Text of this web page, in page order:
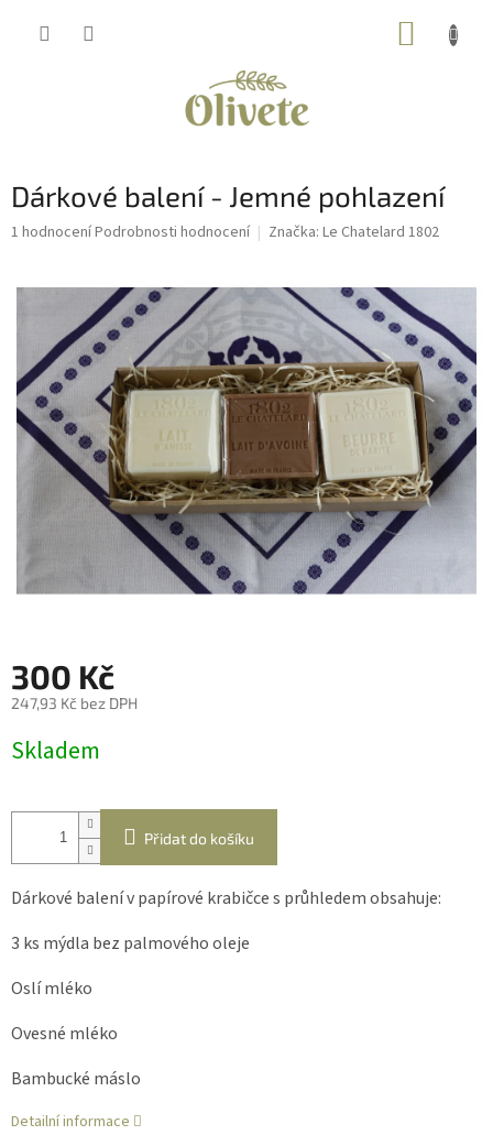
Dárkové balení - Jemné pohlazení
Průměrné
je
hvězdiček.
1 hodnoceníPodrobnosti hodnocení Značka: Le Chatelard 1802
300 Kč
247,93 Kč bez DPH
cena:
Skladem
Přidat do košíku
Dárkové balení v papírové krabičce s průhledem obsahuje:
3 ks mýdla bez palmového oleje
Oslí mléko
Ovesné mléko
Bambucké máslo
Detailní informace